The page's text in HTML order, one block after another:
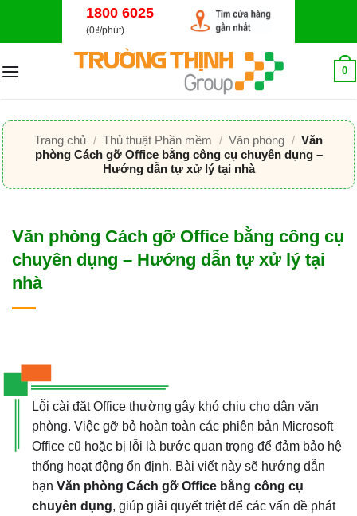
dung
1800 6025
(0₫/phút)
0
Trang chủ / Thủ thuật Phần mềm / Văn phòng / Văn
phòng Cách gỡ Office bằng công cụ chuyên dụng –
Hướng dẫn tự xử lý tại nhà
Văn phòng Cách gỡ Office bằng công cụ
chuyên dụng – Hướng dẫn tự xử lý tại
nhà
Lỗi cài đặt Office thường gây khó chịu cho dân văn
phòng. Việc gỡ bỏ hoàn toàn các phiên bản Microsoft
Office cũ hoặc bị lỗi là bước quan trọng để đảm bảo hệ
thống hoạt động ổn định. Bài viết này sẽ hướng dẫn
bạn Văn phòng Cách gỡ Office bằng công cụ
chuyên dụng, giúp giải quyết triệt để các vấn đề phát